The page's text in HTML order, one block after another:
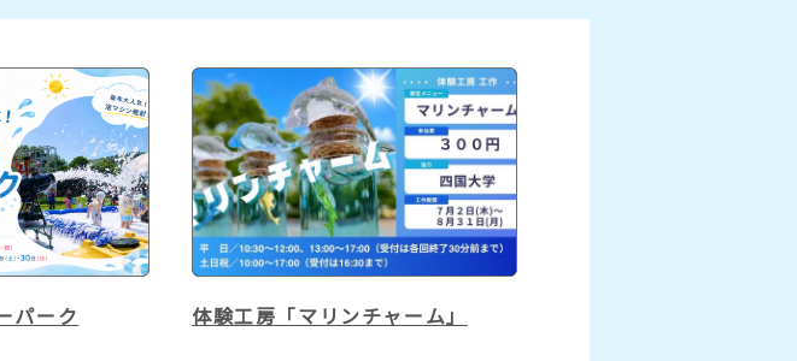
パーク 体験工房「マリンチャーム」